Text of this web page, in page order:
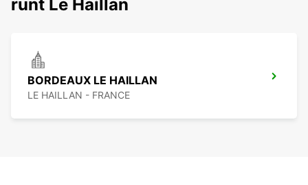
runt Le Haillan
BORDEAUX LE HAILLAN
LE HAILLAN - FRANCE